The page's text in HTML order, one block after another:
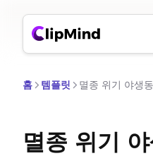
홈 템플릿
멸종 위기